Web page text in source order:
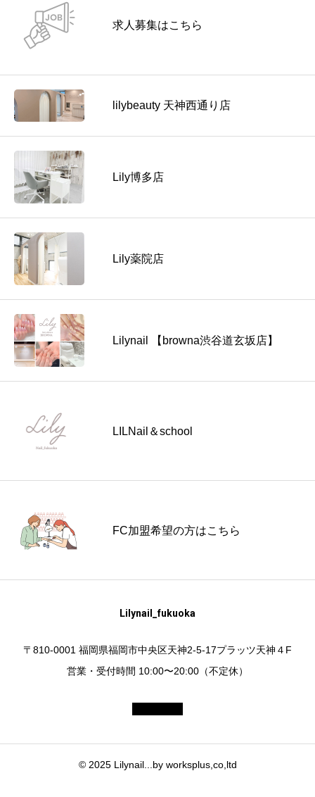
求人募集はこちら
lilybeauty 天神西通り店
Lily博多店
Lily薬院店
Lilynail 【browna渋谷道玄坂店】
LILNail＆school
FC加盟希望の方はこちら
Lilynail_fukuoka
〒810-0001 福岡県福岡市中央区天神2-5-17プラッツ天神４F
営業・受付時間 10:00〜20:00（不定休）
© 2025 Lilynail...by worksplus,co,ltd